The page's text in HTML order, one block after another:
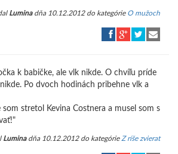
Luminadňa 10.12.2012 do kategórie O mužoch
k babičke, ale vlk nikde. O chvíľu príde
Po dvoch hodinách pribehne vlk a
som stretol Kevina Costnera a musel som s
Luminadňa 10.12.2012 do kategórie Z ríše zvierat